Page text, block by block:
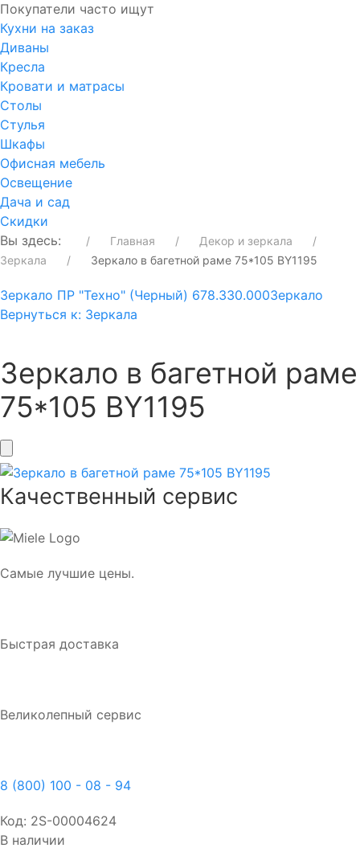
Покупатели часто ищут
Кухни на заказ
Диваны
Кресла
Кровати и матрасы
Столы
Стулья
Шкафы
Офисная мебель
Освещение
Дача и сад
Скидки
Вы здесь:
Главная
Декор и зеркала
Зеркала
Зеркало в багетной раме 75*105 BY1195
Зеркало ПР "Техно" (Черный) 678.330.000Зеркало
Вернуться к: Зеркала
Зеркало в багетной раме
75*105 BY1195
Качественный сервис
Самые лучшие цены.
Быстрая доставка
Великолепный сервис
8 (800) 100 - 08 - 94
Код: 2S-00004624
В наличии